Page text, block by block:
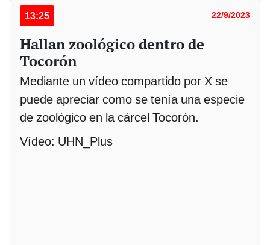
13:25 22/9/2023
Hallan zoológico dentro de
Tocorón
Mediante un vídeo compartido por X se
puede apreciar como se tenía una especie
de zoológico en la cárcel Tocorón.
Vídeo: UHN_Plus